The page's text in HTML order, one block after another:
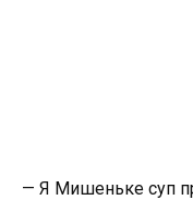
— Я Мишеньке суп